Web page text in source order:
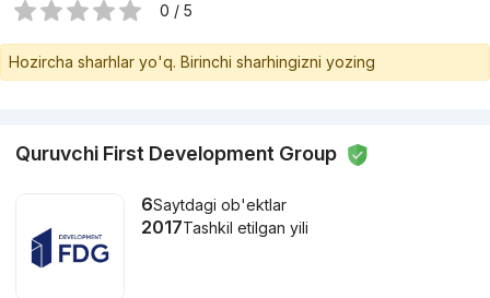
0 / 5
Hozircha sharhlar yo'q. Birinchi sharhingizni yozing
Quruvchi First Development Group
6Saytdagi ob'ektlar
2017Tashkil etilgan yili